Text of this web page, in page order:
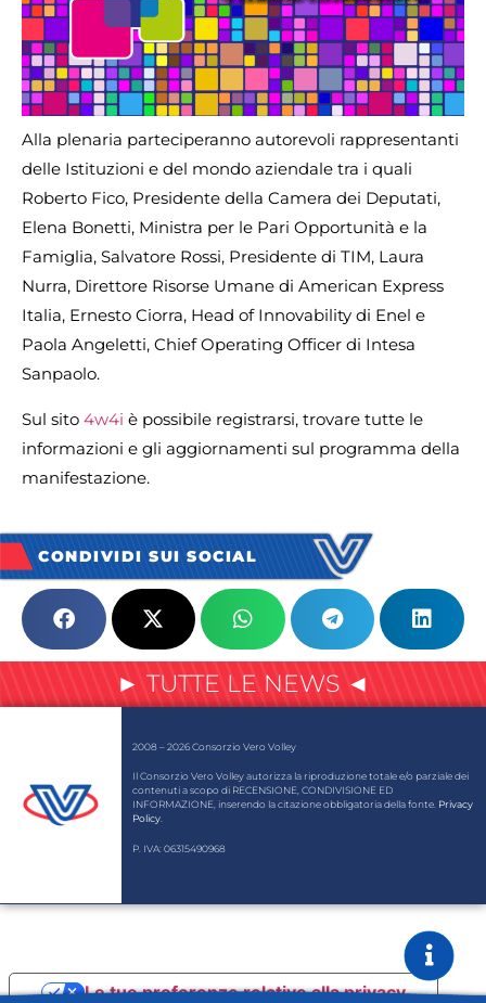
Alla plenaria parteciperanno autorevoli rappresentanti
delle Istituzioni e del mondo aziendale tra i quali
Roberto Fico, Presidente della Camera dei Deputati,
Elena Bonetti, Ministra per le Pari Opportunità e la
Famiglia, Salvatore Rossi, Presidente di TIM, Laura
Nurra, Direttore Risorse Umane di American Express
Italia, Ernesto Ciorra, Head of Innovability di Enel e
Paola Angeletti, Chief Operating Officer di Intesa
Sanpaolo.
Sul sito 4w4i è possibile registrarsi, trovare tutte le
informazioni e gli aggiornamenti sul programma della
manifestazione.
CONDIVIDI SUI SOCIAL
► TUTTE LE NEWS ◄
2008 – 2026 Consorzio Vero Volley
Il Consorzio Vero Volley autorizza la riproduzione totale e/o parziale dei
contenuti a scopo di RECENSIONE, CONDIVISIONE ED
INFORMAZIONE, inserendo la citazione obbligatoria della fonte. Privacy
Policy.
P. IVA: 06315490968
Le tue preferenze relative alla privacy